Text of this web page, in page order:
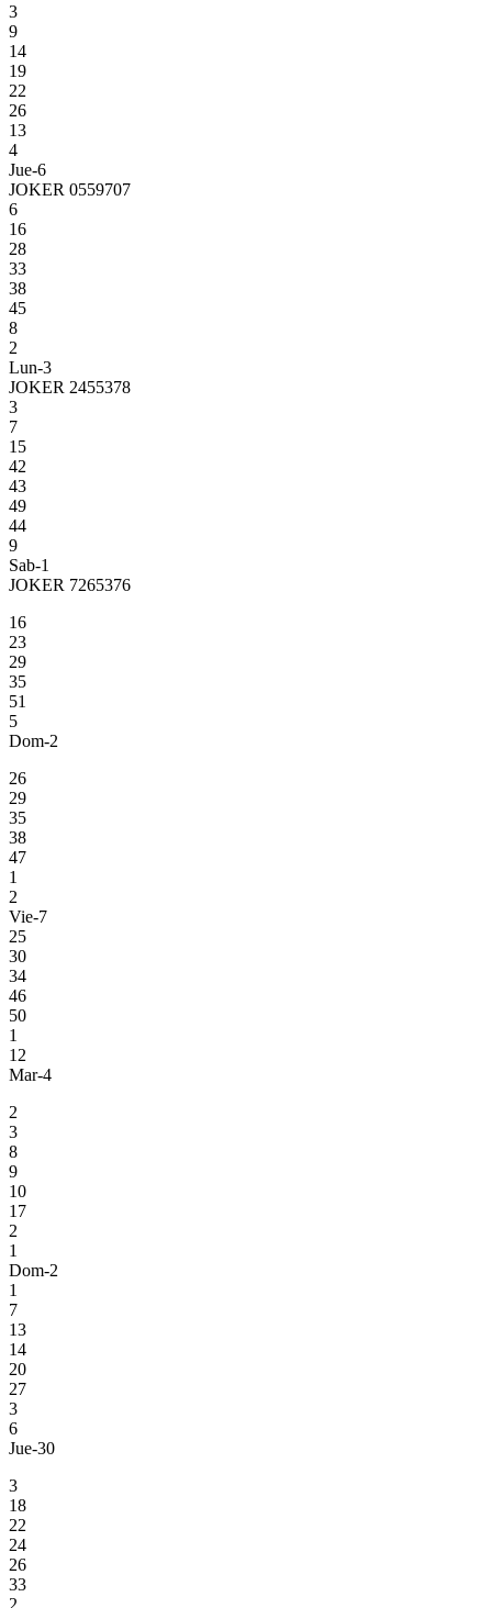
3
9
14
19
22
26
13
4
Jue-6
JOKER 0559707
6
16
28
33
38
45
8
2
Lun-3
JOKER 2455378
3
7
15
42
43
49
44
9
Sab-1
JOKER 7265376
16
23
29
35
51
5
Dom-2
26
29
35
38
47
1
2
Vie-7
25
30
34
46
50
1
12
Mar-4
2
3
8
9
10
17
2
1
Dom-2
1
7
13
14
20
27
3
6
Jue-30
3
18
22
24
26
33
2